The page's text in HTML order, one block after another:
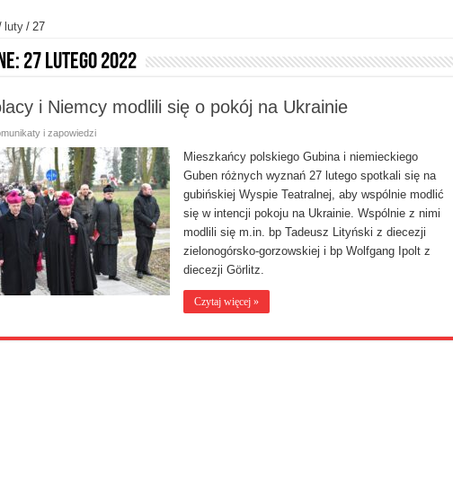
luty / 27
27 lutego 2022
i Niemcy modlili się o pokój na Ukrainie
i zapowiedzi
Mieszkańcy polskiego Gubina i niemieckiego
Guben różnych wyznań 27 lutego spotkali się na
gubińskiej Wyspie Teatralnej, aby wspólnie modlić
się w intencji pokoju na Ukrainie. Wspólnie z nimi
modlili się m.in. bp Tadeusz Lityński z diecezji
zielonogórsko-gorzowskiej i bp Wolfgang Ipolt z
diecezji Görlitz.
Czytaj więcej »